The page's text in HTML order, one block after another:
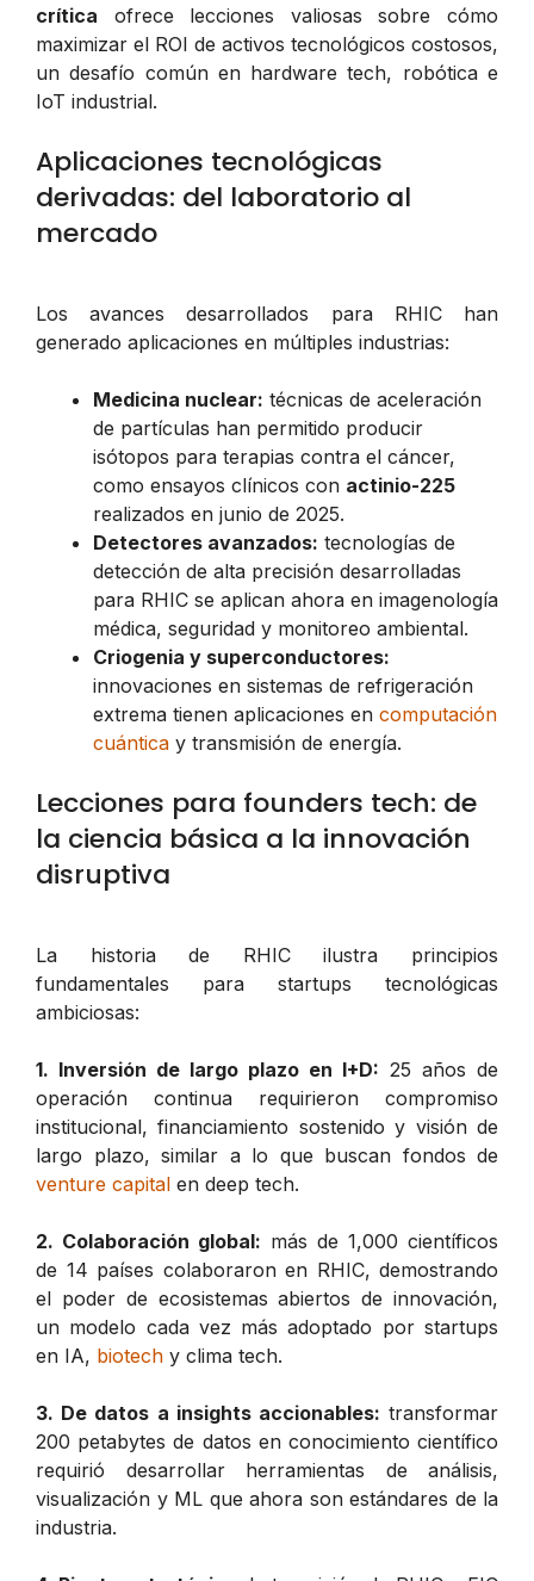
crítica ofrece lecciones valiosas sobre cómo
maximizar el ROI de activos tecnológicos costosos,
un desafío común en hardware tech, robótica e
IoT industrial.
Aplicaciones tecnológicas
derivadas: del laboratorio al
mercado
Los avances desarrollados para RHIC han
generado aplicaciones en múltiples industrias:
Medicina nuclear: técnicas de aceleración
de partículas han permitido producir
isótopos para terapias contra el cáncer,
como ensayos clínicos con actinio-225
realizados en junio de 2025.
Detectores avanzados: tecnologías de
detección de alta precisión desarrolladas
para RHIC se aplican ahora en imagenología
médica, seguridad y monitoreo ambiental.
Criogenia y superconductores:
innovaciones en sistemas de refrigeración
extrema tienen aplicaciones en computación
cuántica y transmisión de energía.
Lecciones para founders tech: de
la ciencia básica a la innovación
disruptiva
La historia de RHIC ilustra principios
fundamentales para startups tecnológicas
ambiciosas:
1. Inversión de largo plazo en I+D: 25 años de
operación continua requirieron compromiso
institucional, financiamiento sostenido y visión de
largo plazo, similar a lo que buscan fondos de
venture capital en deep tech.
2. Colaboración global: más de 1,000 científicos
de 14 países colaboraron en RHIC, demostrando
el poder de ecosistemas abiertos de innovación,
un modelo cada vez más adoptado por startups
en IA, biotech y clima tech.
3. De datos a insights accionables: transformar
200 petabytes de datos en conocimiento científico
requirió desarrollar herramientas de análisis,
visualización y ML que ahora son estándares de la
industria.